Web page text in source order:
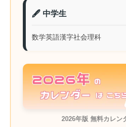
🖋️ 中学生
数学英語漢字社会理科
2026年版 無料カレン